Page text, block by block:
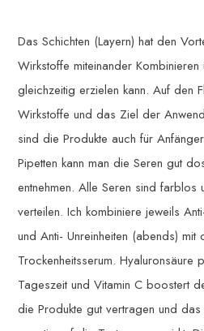
Das Schichten (Layern) hat den
Wirkstoffe miteinander
gleichzeitig erzielen kann. Auf den
Wirkstoffe und das Ziel der
sind die Produkte auch für
Pipetten kann man die Seren gut
entnehmen. Alle Seren sind farblos
verteilen. Ich kombiniere jeweils
und Anti- Unreinheiten (abends) mit
Trockenheitsserum. Hyaluronsäure
Tageszeit und Vitamin C boostert
die Produkte gut vertragen und